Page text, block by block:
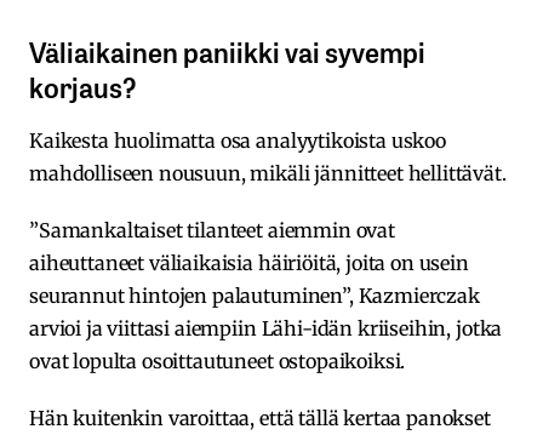
Väliaikainen paniikki vai syvempi
korjaus?
Kaikesta huolimatta osa analyytikoista uskoo
mahdolliseen nousuun, mikäli jännitteet hellittävät.
”Samankaltaiset tilanteet aiemmin ovat
aiheuttaneet väliaikaisia häiriöitä, joita on usein
seurannut hintojen palautuminen”, Kazmierczak
arvioi ja viittasi aiempiin Lähi-idän kriiseihin, jotka
ovat lopulta osoittautuneet ostopaikoiksi.
Hän kuitenkin varoittaa, että tällä kertaa panokset